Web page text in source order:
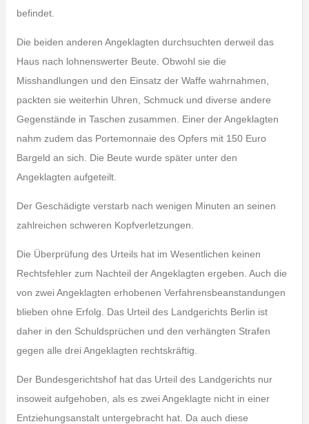
befindet.
Die beiden anderen Angeklagten durchsuchten derweil das
Haus nach lohnenswerter Beute. Obwohl sie die
Misshandlungen und den Einsatz der Waffe wahrnahmen,
packten sie weiterhin Uhren, Schmuck und diverse andere
Gegenstände in Taschen zusammen. Einer der Angeklagten
nahm zudem das Portemonnaie des Opfers mit 150 Euro
Bargeld an sich. Die Beute wurde später unter den
Angeklagten aufgeteilt.
Der Geschädigte verstarb nach wenigen Minuten an seinen
zahlreichen schweren Kopfverletzungen.
Die Überprüfung des Urteils hat im Wesentlichen keinen
Rechtsfehler zum Nachteil der Angeklagten ergeben. Auch die
von zwei Angeklagten erhobenen Verfahrensbeanstandungen
blieben ohne Erfolg. Das Urteil des Landgerichts Berlin ist
daher in den Schuldsprüchen und den verhängten Strafen
gegen alle drei Angeklagten rechtskräftig.
Der Bundesgerichtshof hat das Urteil des Landgerichts nur
insoweit aufgehoben, als es zwei Angeklagte nicht in einer
Entziehungsanstalt untergebracht hat. Da auch diese